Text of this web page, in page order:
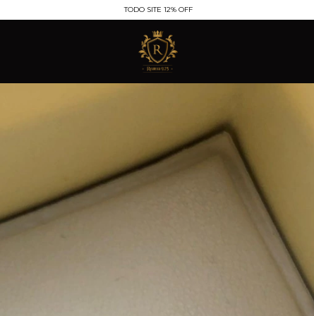
TODO SITE 12% OFF